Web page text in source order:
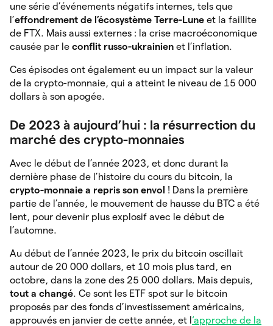
une série d’événements négatifs internes, tels que
l’effondrement de l’écosystème Terre-Lune et la faillite
de FTX. Mais aussi externes : la crise macroéconomique
causée par le conflit russo-ukrainien et l’inflation.
Ces épisodes ont également eu un impact sur la valeur
de la crypto-monnaie, qui a atteint le niveau de 15 000
dollars à son apogée.
De 2023 à aujourd’hui : la résurrection du
marché des crypto-monnaies
Avec le début de l’année 2023, et donc durant la
dernière phase de l’histoire du cours du bitcoin, la
crypto-monnaie a repris son envol ! Dans la première
partie de l’année, le mouvement de hausse du BTC a été
lent, pour devenir plus explosif avec le début de
l’automne.
Au début de l’année 2023, le prix du bitcoin oscillait
autour de 20 000 dollars, et 10 mois plus tard, en
octobre, dans la zone des 25 000 dollars. Mais depuis,
tout a changé. Ce sont les ETF spot sur le bitcoin
proposés par des fonds d’investissement américains,
approuvés en janvier de cette année, et l ‘approche de la